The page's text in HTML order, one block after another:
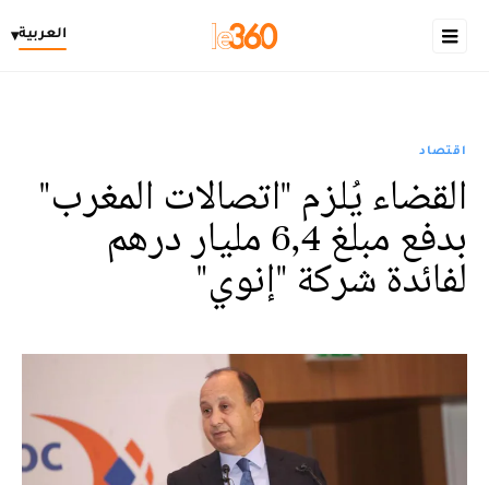
العربية▾
اقتصاد
القضاء يُلزم "اتصالات المغرب"
بدفع مبلغ 6,4 مليار درهم
لفائدة شركة "إنوي"